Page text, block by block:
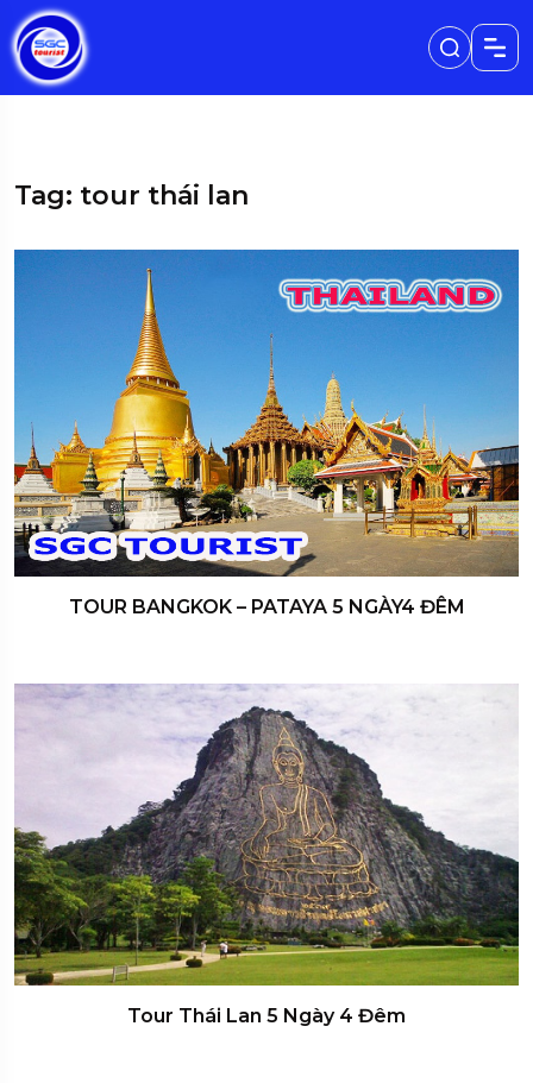
Tag: tour thái lan
TOUR BANGKOK – PATAYA 5 NGÀY4 ĐÊM
Tour Thái Lan 5 Ngày 4 Đêm